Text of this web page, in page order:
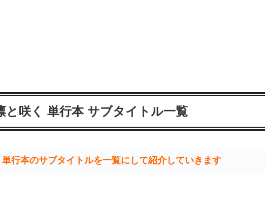
と咲く 単行本 サブタイトル一覧
単行本のサブタイトルを一覧にして紹介していきます